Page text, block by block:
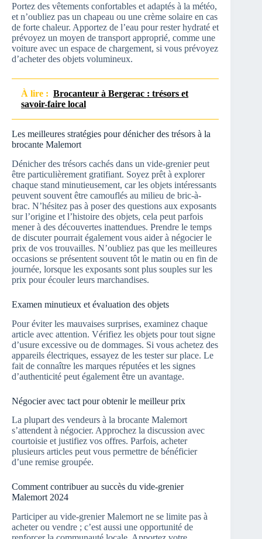
Portez des vêtements confortables et adaptés à la météo,
et n’oubliez pas un chapeau ou une crème solaire en cas
de forte chaleur. Apportez de l’eau pour rester hydraté et
prévoyez un moyen de transport approprié, comme une
voiture avec un espace de chargement, si vous prévoyez
d’acheter des objets volumineux.
À lire : Brocanteur à Bergerac : trésors et
savoir-faire local
Les meilleures stratégies pour dénicher des trésors à la
brocante Malemort
Dénicher des trésors cachés dans un vide-grenier peut
être particulièrement gratifiant. Soyez prêt à explorer
chaque stand minutieusement, car les objets intéressants
peuvent souvent être camouflés au milieu de bric-à-
brac. N’hésitez pas à poser des questions aux exposants
sur l’origine et l’histoire des objets, cela peut parfois
mener à des découvertes inattendues. Prendre le temps
de discuter pourrait également vous aider à négocier le
prix de vos trouvailles. N’oubliez pas que les meilleures
occasions se présentent souvent tôt le matin ou en fin de
journée, lorsque les exposants sont plus souples sur les
prix pour écouler leurs marchandises.
Examen minutieux et évaluation des objets
Pour éviter les mauvaises surprises, examinez chaque
article avec attention. Vérifiez les objets pour tout signe
d’usure excessive ou de dommages. Si vous achetez des
appareils électriques, essayez de les tester sur place. Le
fait de connaître les marques réputées et les signes
d’authenticité peut également être un avantage.
Négocier avec tact pour obtenir le meilleur prix
La plupart des vendeurs à la brocante Malemort
s’attendent à négocier. Approchez la discussion avec
courtoisie et justifiez vos offres. Parfois, acheter
plusieurs articles peut vous permettre de bénéficier
d’une remise groupée.
Comment contribuer au succès du vide-grenier
Malemort 2024
Participer au vide-grenier Malemort ne se limite pas à
acheter ou vendre ; c’est aussi une opportunité de